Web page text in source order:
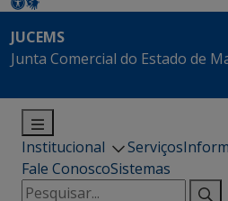
JUCEMS
Junta Comercial do Estado de
Institucional Serviços
Fale ConoscoSistemas
Pesquisar